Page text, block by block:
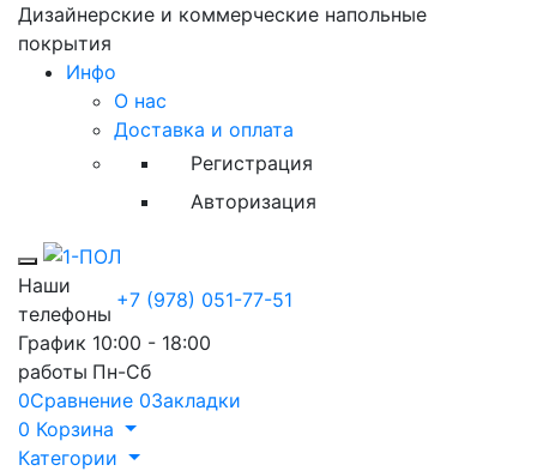
Дизайнерские и коммерческие напольные
покрытия
Инфо
О нас
Доставка и оплата
Регистрация
Авторизация
Toggle mobile menu
Наши
телефоны
+7 (978) 051-77-51
График
работы
10:00 - 18:00
Пн-Сб
0Сравнение 0Закладки
0 Корзина
Категории